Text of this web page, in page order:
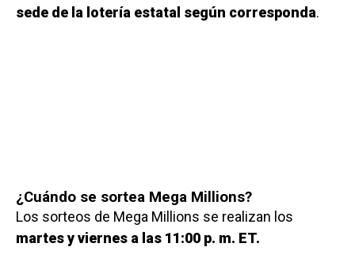
sede de la lotería estatal según corresponda.
¿Cuándo se sortea Mega Millions?
Los sorteos de Mega Millions se realizan los
martes y viernes a las 11:00 p. m. ET.